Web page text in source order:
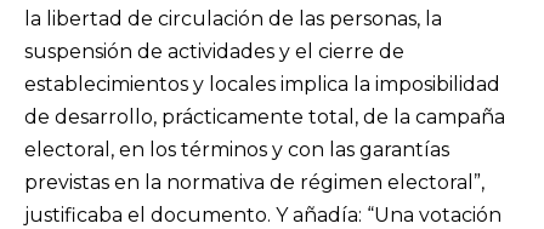
la libertad de circulación de las personas, la
suspensión de actividades y el cierre de
establecimientos y locales implica la imposibilidad
de desarrollo, prácticamente total, de la campaña
electoral, en los términos y con las garantías
previstas en la normativa de régimen electoral”,
justificaba el documento. Y añadía: “Una votación